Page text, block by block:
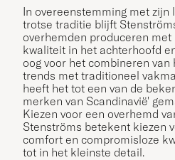
In overeenstemming met zijn
trotse traditie blijft
overhemden produceren met
kwaliteit in het achterhoofd
oog voor het combineren van
trends met traditioneel
heeft het tot een van de
merken van Scandinavië'
Kiezen voor een overhemd
Stenströms betekent kiezen
comfort en compromisloze
tot in het kleinste detail.